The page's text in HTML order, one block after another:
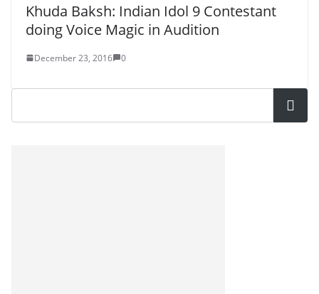
Khuda Baksh: Indian Idol 9 Contestant
doing Voice Magic in Audition
December 23, 2016 0